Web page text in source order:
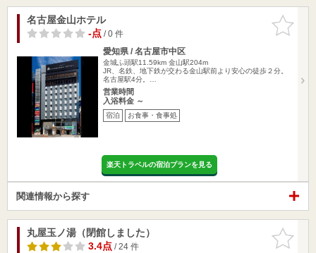
お気に入
りに追加
名古屋金山ホテル
-点/ 0 件
愛知県 / 名古屋市中区
金城ふ頭駅11.59km 金山駅204m
JR、名鉄、地下鉄が交わる金山駅前より安心の徒歩２分。
名古屋駅4分。…
営業時間
入浴料金 ～
宿泊 お食事・食事処
楽天トラベルの宿泊プランを見る
関連情報から探す
お気に入
りに追加
丸屋玉ノ湯（閉館しました）
3.4点/ 24 件